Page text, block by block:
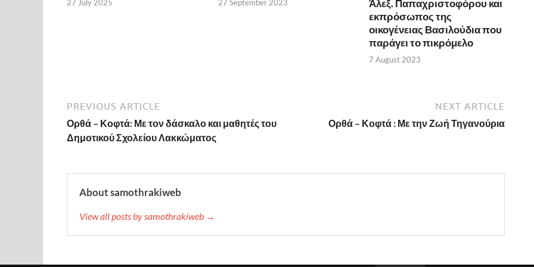
27 July 2025 27 September 2023
Άλεξ. Παπαχριστοφόρου και
εκπρόσωπος της
οικογένειας Βασιλούδια που
παράγει το πικρόμελο
7 August 2023
PREVIOUS ARTICLE
Ορθά – Κοφτά: Με τον δάσκαλο και μαθητές του
Δημοτικού Σχολείου Λακκώματος
NEXT ARTICLE
Ορθά – Κοφτά : Με την Ζωή Τηγανούρια
About samothrakiweb
View all posts by samothrakiweb →